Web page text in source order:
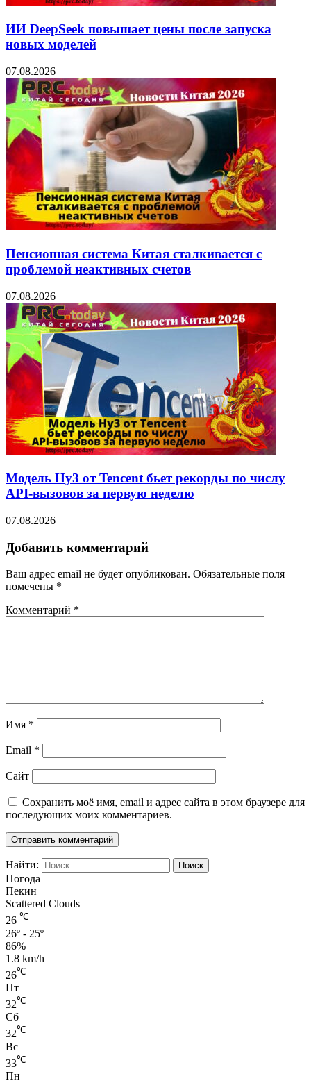
ИИ DeepSeek повышает цены после запуска
новых моделей
07.08.2026
Пенсионная система Китая сталкивается с
проблемой неактивных счетов
07.08.2026
Модель Hy3 от Tencent бьет рекорды по числу
API-вызовов за первую неделю
07.08.2026
Добавить комментарий
Ваш адрес email не будет опубликован. Обязательные поля
помечены *
Комментарий *
Имя *
Email *
Сайт
Сохранить моё имя, email и адрес сайта в этом браузере для
последующих моих комментариев.
Найти:
Погода
Пекин
Scattered Clouds
26 ℃
26º - 25º
86%
1.8 km/h
26℃
Пт
32℃
Сб
32℃
Вс
33℃
Пн